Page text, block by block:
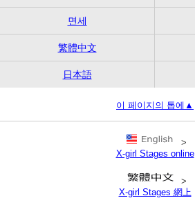
면세
繁體中文
日本語
이 페이지의 톱에▲
>
X-girl Stages online
>
X-girl Stages 網上